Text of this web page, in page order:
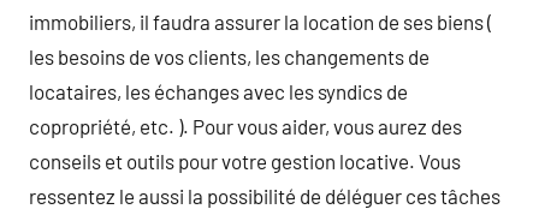
immobiliers, il faudra assurer la location de ses biens (
les besoins de vos clients, les changements de
locataires, les échanges avec les syndics de
copropriété, etc. ). Pour vous aider, vous aurez des
conseils et outils pour votre gestion locative. Vous
ressentez le aussi la possibilité de déléguer ces tâches